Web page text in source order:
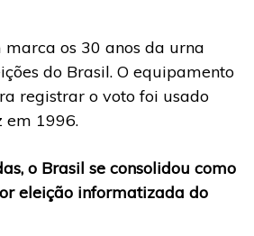
marca os 30 anos da urna
do Brasil. O equipamento
registrar o voto foi usado
em 1996.
o Brasil se consolidou como
eleição informatizada do